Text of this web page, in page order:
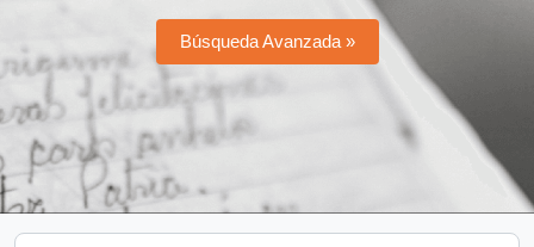
Búsqueda Avanzada »